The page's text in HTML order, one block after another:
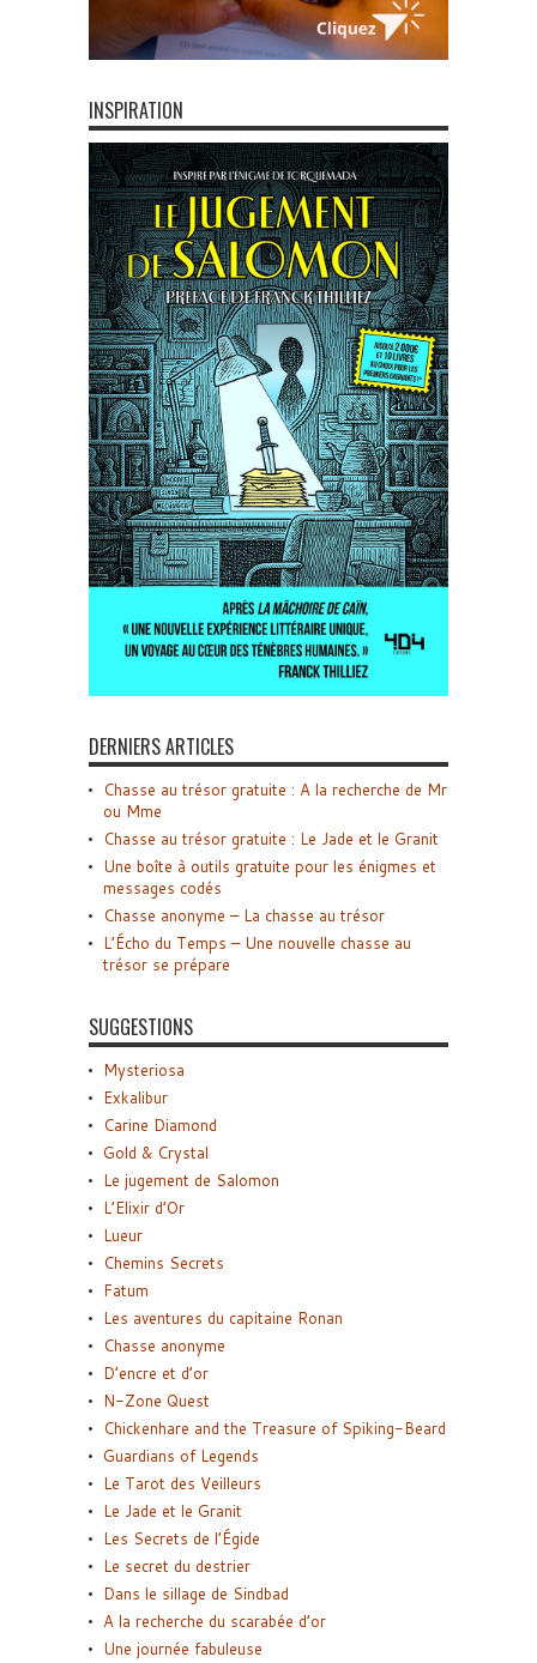
INSPIRATION
DERNIERS ARTICLES
Chasse au trésor gratuite : A la recherche de Mr
ou Mme
Chasse au trésor gratuite : Le Jade et le Granit
Une boîte à outils gratuite pour les énigmes et
messages codés
Chasse anonyme – La chasse au trésor
L’Écho du Temps – Une nouvelle chasse au
trésor se prépare
SUGGESTIONS
Mysteriosa
Exkalibur
Carine Diamond
Gold & Crystal
Le jugement de Salomon
L’Elixir d’Or
Lueur
Chemins Secrets
Fatum
Les aventures du capitaine Ronan
Chasse anonyme
D’encre et d’or
N-Zone Quest
Chickenhare and the Treasure of Spiking-Beard
Guardians of Legends
Le Tarot des Veilleurs
Le Jade et le Granit
Les Secrets de l’Égide
Le secret du destrier
Dans le sillage de Sindbad
A la recherche du scarabée d’or
Une journée fabuleuse